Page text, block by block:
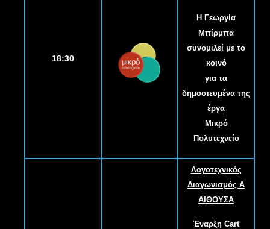
18:30
Η Γεωργία
Μπίρμπα
συνομιλεί με το
κοινό
για τα
δημοσιευμένα της
έργα
Μικρό
Πολυτεχνείο
Λογοτεχνικός
Διαγωνισμός Α
ΑΙΘΟΥΣΑ
Έναρξη Cart